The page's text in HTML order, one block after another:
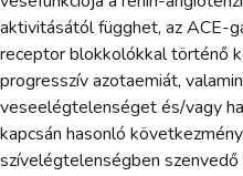
aktivitásától függhet, az ACE-
receptor blokkolókkal történő
progresszív azotaemiát,
veseelégtelenséget és/vagy
kapcsán hasonló
szívelégtelenségben